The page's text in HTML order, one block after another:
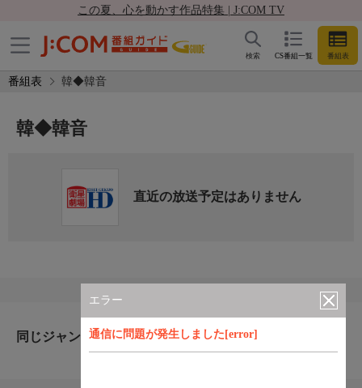
この夏、心を動かす作品特集 | J:COM TV
CS番組一覧 番組表
検索
番組表 韓◆韓音
エラー
通信に問題が発生しました[error]
韓◆韓音
直近の放送予定はありません
同じジャンルのおすすめ番組